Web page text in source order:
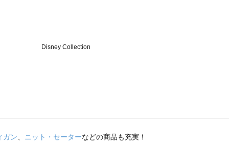
ガン ニット・セーターなどの商品も充実！